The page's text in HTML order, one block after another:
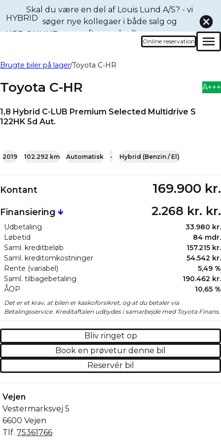
Skal du være en del af Louis Lund A/S? - vi
søger nye kollegaer i både salg og
eftermarked!
Online reservation
Bliv ringet op
Brugte biler på lager Toyota C-HR
Toyota C-HR
1,8 Hybrid C-LUB Premium Selected Multidrive S
122HK 5d Aut.
A+++
HYBRID
KØB ONLINE
2019 102.292 km Automatisk - Hybrid (Benzin / El)
Kontant 169.900 kr.
Finansiering 🡻 2.268 kr. kr.
Udbetaling
33.980 kr.
Løbetid
84 mdr.
Saml. kreditbeløb
157.215 kr.
Saml. kreditomkostninger
54.542 kr.
Rente (variabel)
5,49 %
Saml. tilbagebetaling
190.462 kr.
ÅOP
10,65 %
Det er et krav, at bilen er kaskoforsikret, og at du betaler via
Betalingsservice. Kreditaftalen udbydes i samarbejde med Toyota Finans.
Bliv ringet op
Book en prøvetur denne bil
Reservér bil
Vejen
Vestermarksvej 5
6600 Vejen
Tlf.75361766